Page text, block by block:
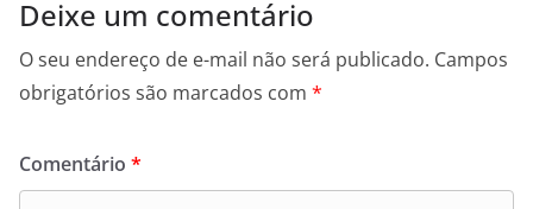
Deixe um comentário
O seu endereço de e-mail não será publicado. Campos
obrigatórios são marcados com *
Comentário *